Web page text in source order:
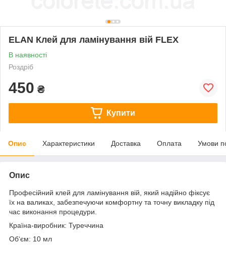
ELAN Клей для ламінування вій FLEX
В наявності
Роздріб
450 ₴
Купити
Опис Характеристики Доставка Оплата Умови
Опис
Професійний клей для ламінування вій, який надійно фіксує
їх на валиках, забезпечуючи комфортну та точну викладку під
час виконання процедури.
Країна-виробник: Туреччина
Об‘єм: 10 мл